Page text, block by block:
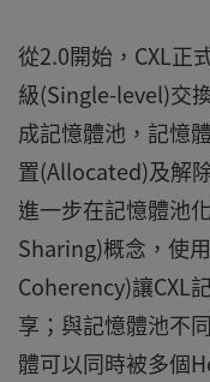
從2.0開始，CXL正
級(Single-level)交
成記憶體池，記憶
置(Allocated)及解
進一步在記憶體池
Sharing)概念，使
Coherency)讓CXL
享；與記憶體池不
體可以同時被多個